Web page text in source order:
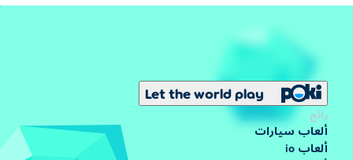
Let the world play
رائج
ألعاب سيارات
ألعاب io